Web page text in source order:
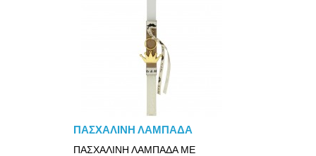
ΠΑΣΧΑΛΙΝΗ ΛΑΜΠΑΔΑ
ΠΑΣΧΑΛΙΝΗ ΛΑΜΠΑΔΑ ΜΕ